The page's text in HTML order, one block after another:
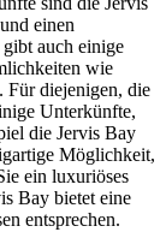
einen
auch einige
wie
Für diejenigen, die
Unterkünfte,
die Jervis Bay
Möglichkeit,
ein luxuriöses
Bay bietet eine
entsprechen.